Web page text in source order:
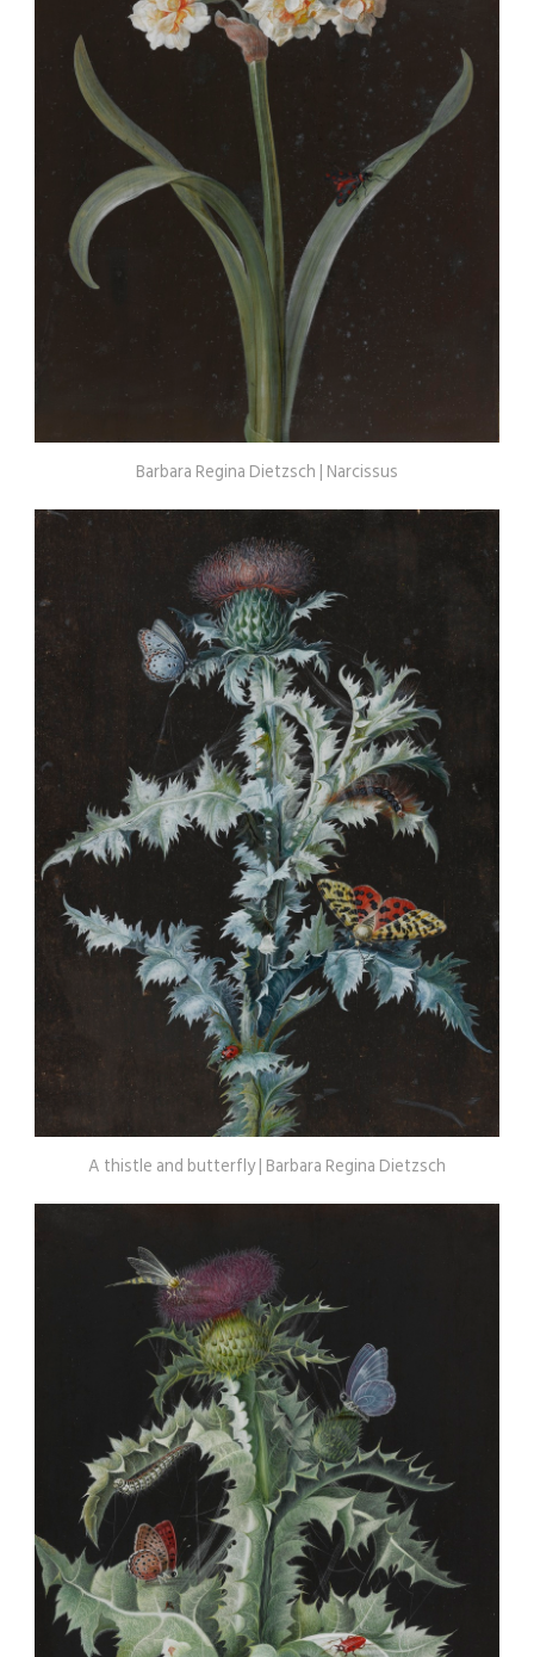
Barbara Regina Dietzsch | Narcissus
A thistle and butterfly | Barbara Regina Dietzsch